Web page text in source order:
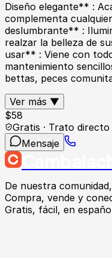
Diseño elegante** :
complementa
deslumbrante** :
realzar la belleza de
usar** : Viene con
mantenimiento
bettas, peces
Ver más ▼
$58
Gratis · Trato directo
Mensaje
De nuestra
Compra, vende y
Gratis, fácil, en